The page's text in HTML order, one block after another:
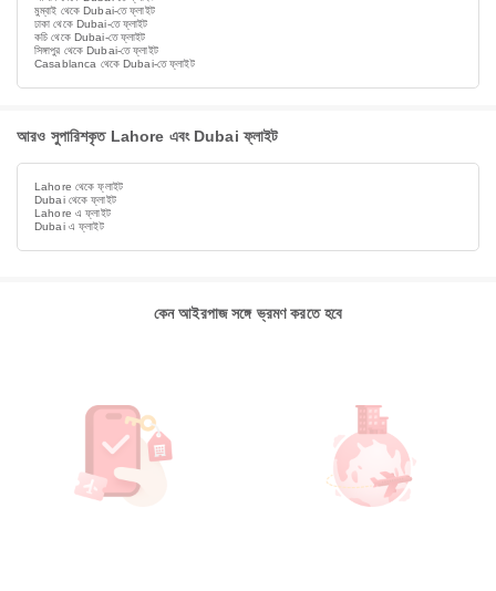
মুম্বাই থেকে Dubai-তে ফ্লাইট
ঢাকা থেকে Dubai-তে ফ্লাইট
কচি থেকে Dubai-তে ফ্লাইট
সিঙ্গাপুর থেকে Dubai-তে ফ্লাইট
Casablanca থেকে Dubai-তে ফ্লাইট
আরও সুপারিশকৃত Lahore এবং Dubai ফ্লাইট
Lahore থেকে ফ্লাইট
Dubai থেকে ফ্লাইট
Lahore এ ফ্লাইট
Dubai এ ফ্লাইট
কেন আইরপাজ সঙ্গে ভ্রমণ করতে হবে